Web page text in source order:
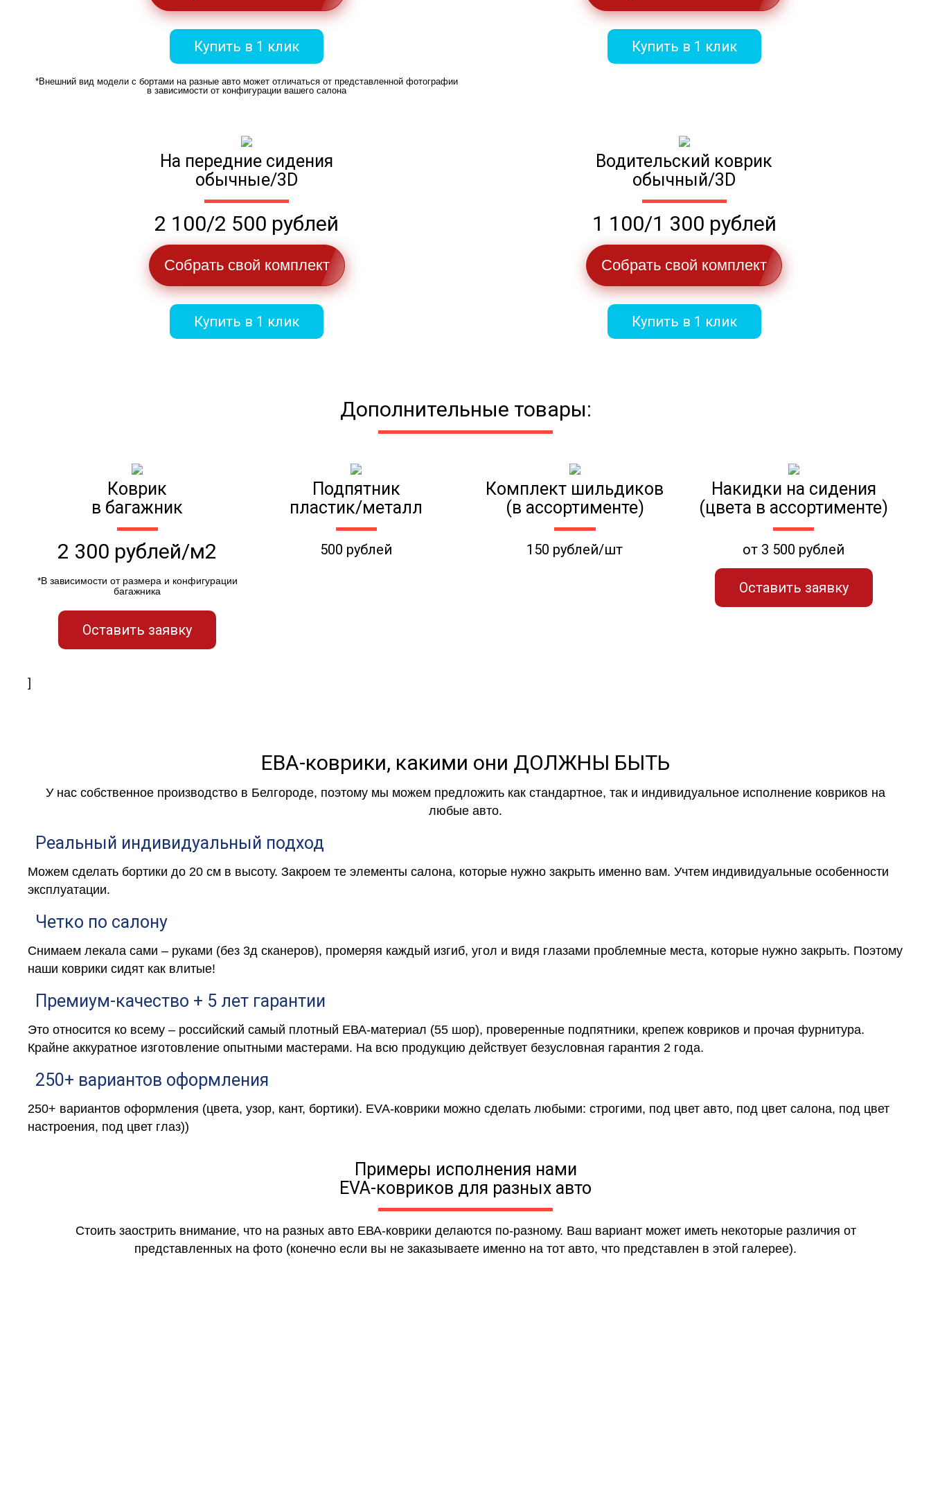
Купить в 1 клик
*Внешний вид модели с бортами на разные авто может отличаться от представленной фотографии
в зависимости от конфигурации вашего салона
Купить в 1 клик
На передние сидения
обычные/3D
2 100/2 500 рублей
Собрать свой комплект
Купить в 1 клик
Водительский коврик
обычный/3D
1 100/1 300 рублей
Собрать свой комплект
Купить в 1 клик
Дополнительные товары:
Коврик
в багажник
2 300 рублей/м2
*В зависимости от размера и конфигурации
багажника
Оставить заявку
Подпятник
пластик/металл
500 рублей
Комплект шильдиков
(в ассортименте)
150 рублей/шт
Накидки на сидения
(цвета в ассортименте)
от 3 500 рублей
Оставить заявку
]
ЕВА-коврики, какими они ДОЛЖНЫ БЫТЬ
У нас собственное производство в Белгороде, поэтому мы можем предложить как стандартное, так и индивидуальное исполнение ковриков на
любые авто.
Реальный индивидуальный подход
Можем сделать бортики до 20 см в высоту. Закроем те элементы салона, которые нужно закрыть именно вам. Учтем индивидуальные особенности
эксплуатации.
Четко по салону
Снимаем лекала сами – руками (без 3д сканеров), промеряя каждый изгиб, угол и видя глазами проблемные места, которые нужно закрыть. Поэтому
наши коврики сидят как влитые!
Премиум-качество + 5 лет гарантии
Это относится ко всему – российский самый плотный ЕВА-материал (55 шор), проверенные подпятники, крепеж ковриков и прочая фурнитура.
Крайне аккуратное изготовление опытными мастерами. На всю продукцию действует безусловная гарантия 2 года.
250+ вариантов оформления
250+ вариантов оформления (цвета, узор, кант, бортики). EVA-коврики можно сделать любыми: строгими, под цвет авто, под цвет салона, под цвет
настроения, под цвет глаз))
Примеры исполнения нами
EVA-ковриков для разных авто
Стоить заострить внимание, что на разных авто ЕВА-коврики делаются по-разному. Ваш вариант может иметь некоторые различия от
представленных на фото (конечно если вы не заказываете именно на тот авто, что представлен в этой галерее).